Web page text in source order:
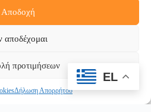
Αποδοχή
αποδέχομαι
προτιμήσεων
Δήλωση Απορρήτου
EL